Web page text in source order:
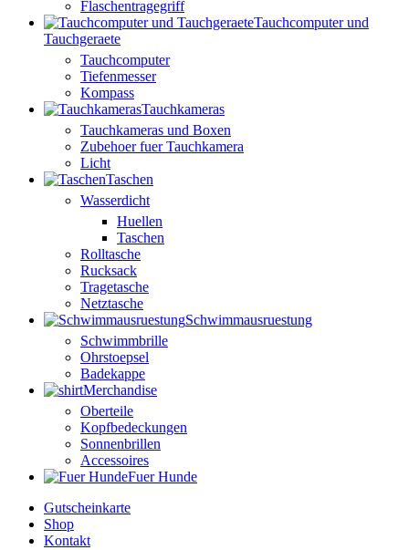
Flaschentragegriff
Tauchcomputer und
Tauchgeraete
Tauchcomputer
Tiefenmesser
Kompass
Tauchkameras
Tauchkameras und Boxen
Zubehoer fuer Tauchkamera
Licht
Taschen
Wasserdicht
Huellen
Taschen
Rolltasche
Rucksack
Tragetasche
Netztasche
Schwimmausruestung
Schwimmbrille
Ohrstoepsel
Badekappe
Merchandise
Oberteile
Kopfbedeckungen
Sonnenbrillen
Accessoires
Fuer Hunde
Gutscheinkarte
Shop
Kontakt